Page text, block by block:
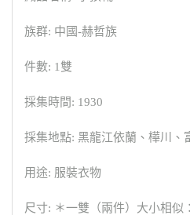
族群: 中國-赫哲族
件數: 1雙
採集時間: 1930
採集地點: 黑龍江依蘭、樺川、
用途: 服裝衣物
尺寸: ＊一雙（兩件）大小相似